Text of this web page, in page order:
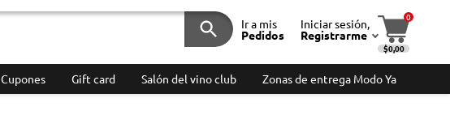
Ir a mis
Pedidos
Iniciar sesión,
Registrarme
0
$0,00
Cupones Gift card Salón del vino club Zonas de entrega Modo Ya